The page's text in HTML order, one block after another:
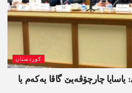
کوردستان
یاسایا چارچۆڤەیێ گاڤا یەکەم یا